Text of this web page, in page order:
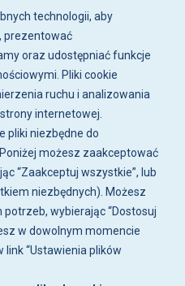
technologii, aby
prezentować
oraz udostępniać funkcje
Pliki cookie
ruchu i analizowania
internetowej.
pliki niezbędne do
możesz zaakceptować
“Zaakceptuj wszystkie”, lub
niezbędnych). Możesz
wybierając “Dostosuj
w dowolnym momencie
“Ustawienia plików